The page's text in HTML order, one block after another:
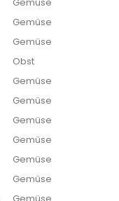
Gemüse
Gemüse
Obst
Gemüse
Gemüse
Gemüse
Gemüse
Gemüse
Gemüse